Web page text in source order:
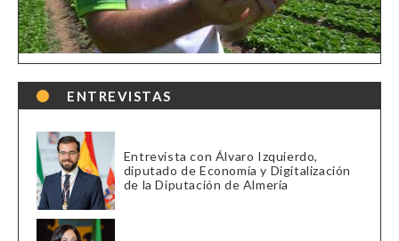
ENTREVISTAS
Entrevista con Álvaro Izquierdo,
diputado de Economía y Digitalización
de la Diputación de Almería